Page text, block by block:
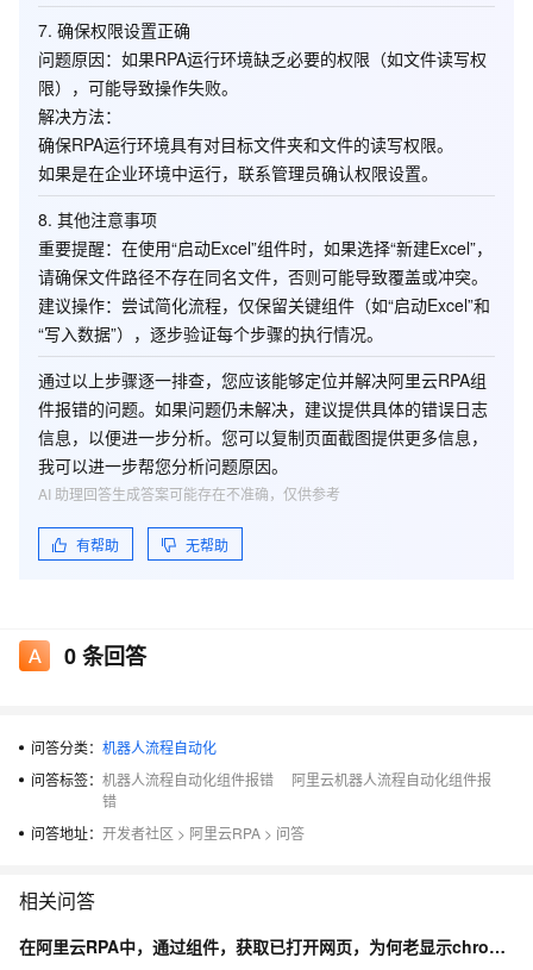
7. 确保权限设置正确
问题原因：如果RPA运行环境缺乏必要的权限（如文件读写权
限），可能导致操作失败。
解决方法：
确保RPA运行环境具有对目标文件夹和文件的读写权限。
如果是在企业环境中运行，联系管理员确认权限设置。
8. 其他注意事项
重要提醒：在使用“启动Excel”组件时，如果选择“新建Excel”，
请确保文件路径不存在同名文件，否则可能导致覆盖或冲突。
建议操作：尝试简化流程，仅保留关键组件（如“启动Excel”和
“写入数据”），逐步验证每个步骤的执行情况。
通过以上步骤逐一排查，您应该能够定位并解决阿里云RPA组
件报错的问题。如果问题仍未解决，建议提供具体的错误日志
信息，以便进一步分析。您可以复制页面截图提供更多信息，
我可以进一步帮您分析问题原因。
有帮助 无帮助
AI 助理回答生成答案可能存在不准确，仅供参考
0条回答
问答分类： 机器人流程自动化
问答标签： 机器人流程自动化组件报错
阿里云机器人流程自动化组件报
错
问答地址： 开发者社区 > 阿里云RPA > 问答
相关问答
在阿里云RPA中，通过组件，获取已打开网页，为何老显示chrome超时？